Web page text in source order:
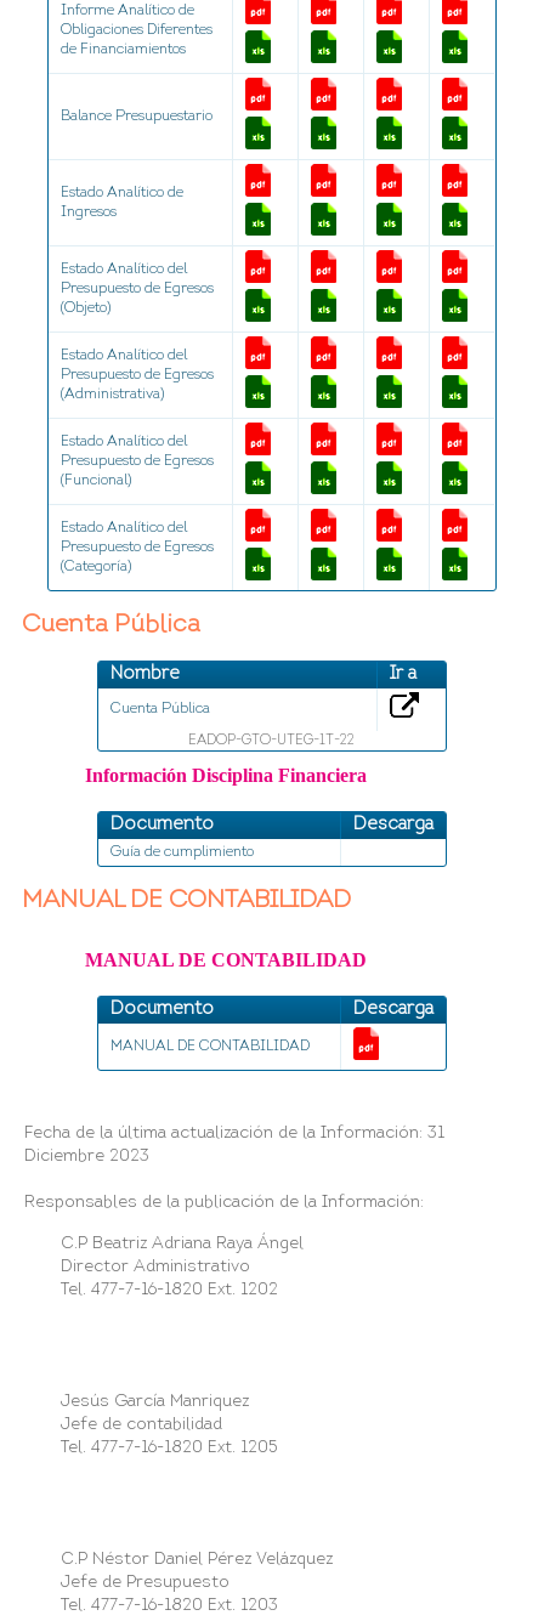
Informe Analítico de
Obligaciones Diferentes
de Financiamientos
Balance Presupuestario
Estado Analítico de
Ingresos
Estado Analítico del
Presupuesto de Egresos
(Objeto)
Estado Analítico del
Presupuesto de Egresos
(Administrativa)
Estado Analítico del
Presupuesto de Egresos
(Funcional)
Estado Analítico del
Presupuesto de Egresos
(Categoría)
Cuenta Pública
Nombre Ir a
Cuenta Pública
EADOP-GTO-UTEG-1T-22
Información Disciplina Financiera
Documento Descarga
Guía de cumplimiento
MANUAL DE CONTABILIDAD
MANUAL DE CONTABILIDAD
Documento Descarga
MANUAL DE CONTABILIDAD
Fecha de la última actualización de la Información: 31
Diciembre 2023
Responsables de la publicación de la Información:
C.P Beatriz Adriana Raya Ángel
Director Administrativo
Tel. 477-7-16-1820 Ext. 1202
Jesús García Manriquez
Jefe de contabilidad
Tel. 477-7-16-1820 Ext. 1205
C.P Néstor Daniel Pérez Velázquez
Jefe de Presupuesto
Tel. 477-7-16-1820 Ext. 1203